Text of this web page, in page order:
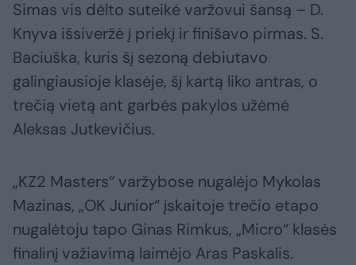
Simas vis dėlto suteikė varžovui šansą – D.
Knyva išsiveržė į priekį ir finišavo pirmas. S.
Baciuška, kuris šį sezoną debiutavo
galingiausioje klasėje, šį kartą liko antras, o
trečią vietą ant garbės pakylos užėmė
Aleksas Jutkevičius.
„KZ2 Masters“ varžybose nugalėjo Mykolas
Mazinas, „OK Junior“ įskaitoje trečio etapo
nugalėtoju tapo Ginas Rimkus, „Micro“ klasės
finalinį važiavimą laimėjo Aras Paskalis.